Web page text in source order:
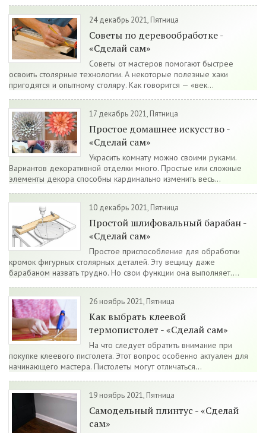
24 декабрь 2021, Пятница
Советы по деревообработке -
«Сделай сам»
Советы от мастеров помогают быстрее
освоить столярные технологии. А некоторые полезные хаки
пригодятся и опытному столяру. Как говорится — «век...
17 декабрь 2021, Пятница
Простое домашнее искусство -
«Сделай сам»
Украсить комнату можно своими руками.
Вариантов декоративной отделки много. Простые или сложные
элементы декора способны кардинально изменить весь...
10 декабрь 2021, Пятница
Простой шлифовальный барабан -
«Сделай сам»
Простое приспособление для обработки
кромок фигурных столярных деталей. Эту вещицу даже
барабаном назвать трудно. Но свои функции она выполняет....
26 ноябрь 2021, Пятница
Как выбрать клеевой
термопистолет - «Сделай сам»
На что следует обратить внимание при
покупке клеевого пистолета. Этот вопрос особенно актуален для
начинающего мастера. Пистолеты могут отличаться...
19 ноябрь 2021, Пятница
Самодельный плинтус - «Сделай
сам»